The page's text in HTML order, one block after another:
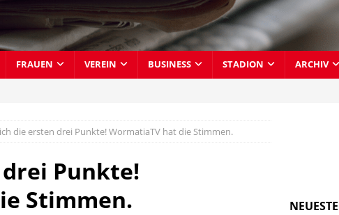
FRAUEN VEREIN BUSINESS STADION ARCHIV
die ersten drei Punkte! WormatiaTV hat die Stimmen.
Punkte!
Stimmen.